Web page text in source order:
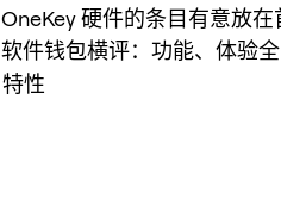
OneKey 硬件的条目有意放
软件钱包横评：功能、体验
特性